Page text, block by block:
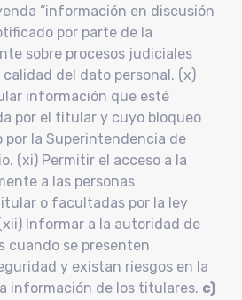
“información en discusión
por parte de la
sobre procesos judiciales
del dato personal. (x)
información que esté
por el titular y cuyo bloqueo
por la Superintendencia de
(xi) Permitir el acceso a la
a las personas
o facultadas por la ley
Informar a la autoridad de
cuando se presenten
y existan riesgos en la
información de los titulares. c)